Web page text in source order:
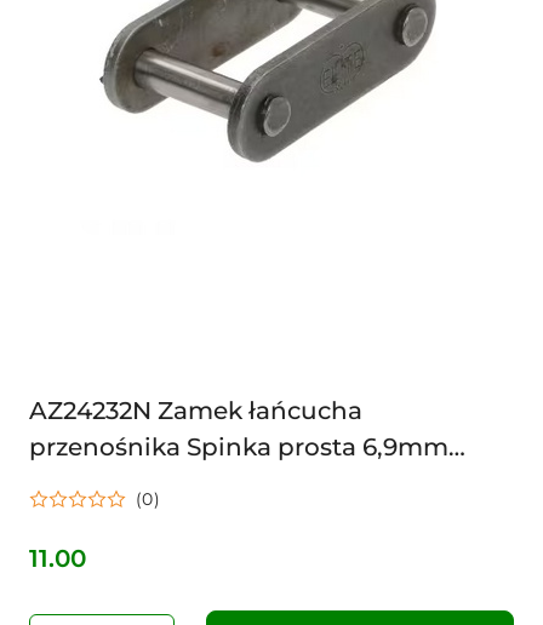
AZ24232N Zamek łańcucha
przenośnika Spinka prosta 6,9mm
0000028600, AZ24232, AZ20386
(0)
Cena:
11.00